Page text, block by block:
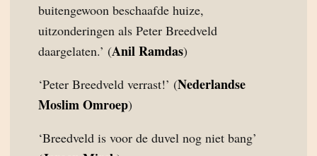
buitengewoon beschaafde huize,
uitzonderingen als Peter Breedveld
daargelaten.’ (Anil Ramdas)
‘Peter Breedveld verrast!’ (Nederlandse
Moslim Omroep)
‘Breedveld is voor de duvel nog niet bang’